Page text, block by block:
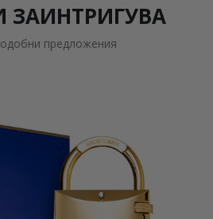
предложения